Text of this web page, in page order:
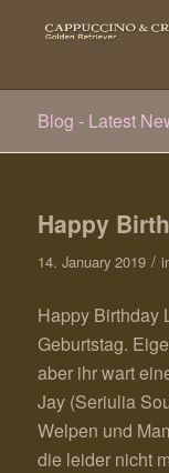
Blog - Latest
Happy
14. January 2019 /
Happy Birthday
Geburtstag.
aber ihr wart
Jay (Seriulia
Welpen und
die leider nicht